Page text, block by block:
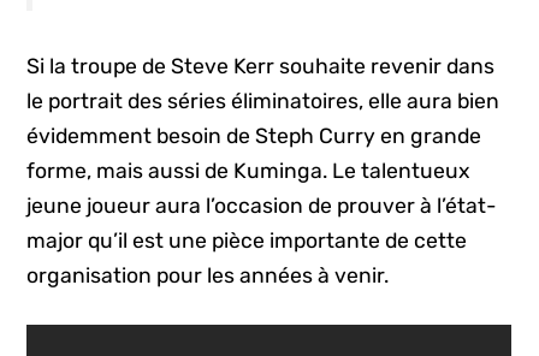
Si la troupe de Steve Kerr souhaite revenir dans
le portrait des séries éliminatoires, elle aura bien
évidemment besoin de Steph Curry en grande
forme, mais aussi de Kuminga. Le talentueux
jeune joueur aura l’occasion de prouver à l’état-
major qu’il est une pièce importante de cette
organisation pour les années à venir.